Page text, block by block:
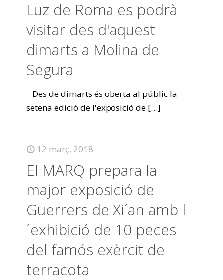
Luz de Roma es podrà
visitar des d'aquest
dimarts a Molina de
Segura
Des de dimarts és oberta al públic la
setena edició de l'exposició de […]
12 març, 2018
El MARQ prepara la
major exposició de
Guerrers de Xi´an amb l
´exhibició de 10 peces
del famós exèrcit de
terracota